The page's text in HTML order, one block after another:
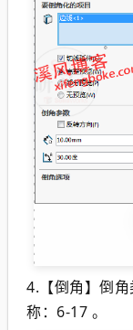
4.【倒角】倒
称：6-17 。